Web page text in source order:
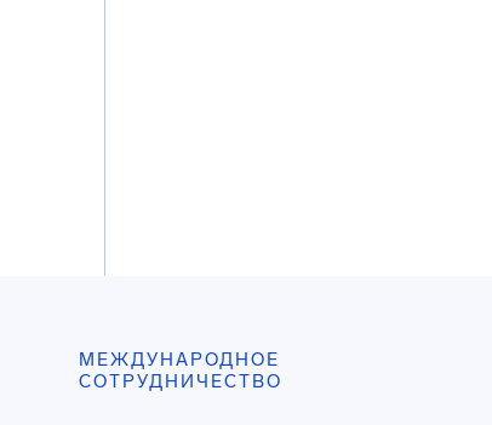
МЕЖДУНАРОДНОЕ
СОТРУДНИЧЕСТВО